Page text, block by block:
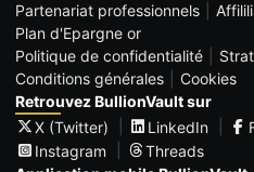
Partenariat professionnels
Plan d'Epargne or
Politique de confidentialité
Conditions générales
Cookies
Retrouvez BullionVault sur
X (Twitter)
LinkedIn
Instagram
Threads